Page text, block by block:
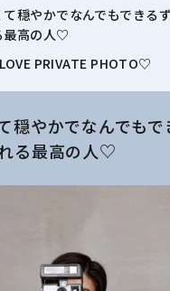
穏やかでなんでもできる
最高の人♡
PRIVATE PHOTO♡
穏やかでなんでも
る最高の人♡